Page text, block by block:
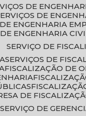
DE
SERVIÇOS DE
DE ENGENHARIA
DE ENGENHARIA
SERVIÇO DE
SERVIÇOS DE
FISCALIZAÇÃO DE
DE
SERVIÇO DE